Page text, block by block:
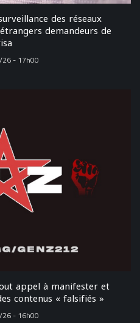
des réseaux
demandeurs de
- 17h00
appel à manifester et
contenus « falsifiés »
- 16h00